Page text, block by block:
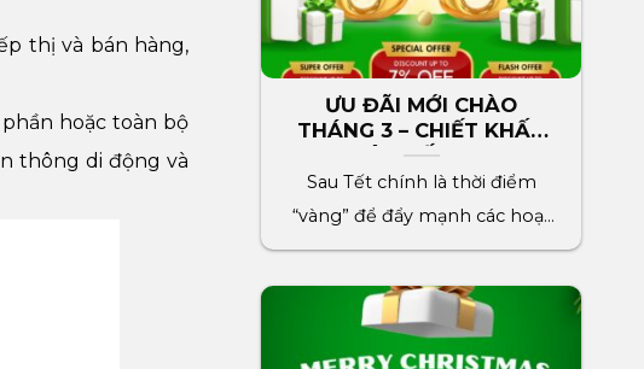
thị và bán hàng,
hoặc toàn bộ
thông di động và
ƯU ĐÃI MỚI CHÀO
THÁNG 3 – CHIẾT KHẤU
LÊN ĐẾN 7%
Sau Tết chính là thời điểm
“vàng” để đẩy mạnh các hoạt
động marketing cho[...]